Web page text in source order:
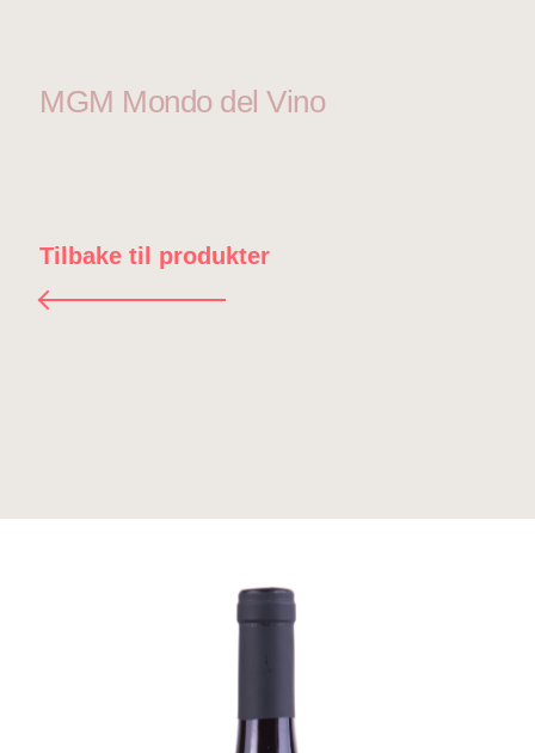
MGM Mondo del Vino
Tilbake til produkter